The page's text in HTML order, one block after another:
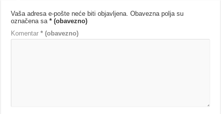
Vaša adresa e-pošte neće biti objavljena. Obavezna polja su
označena sa* (obavezno)
Komentar* (obavezno)